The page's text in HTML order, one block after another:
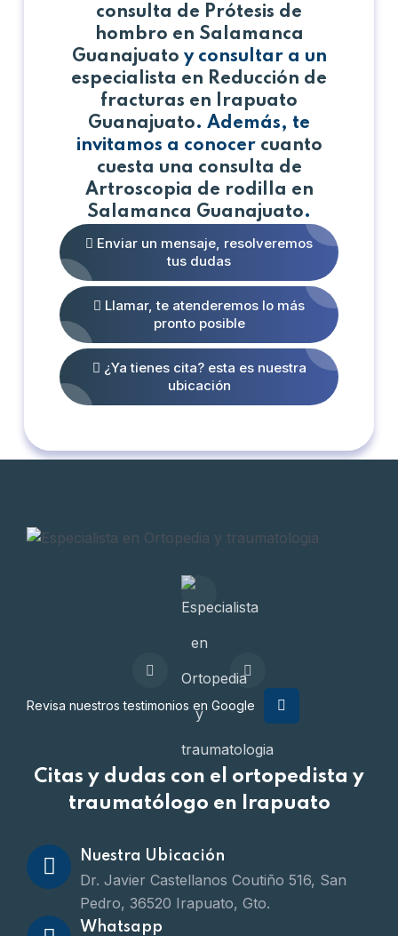
consulta de Prótesis de
hombro en Salamanca
Guanajuato y consultar a un
especialista en Reducción de
fracturas en Irapuato
Guanajuato. Además, te
invitamos a conocer cuanto
cuesta una consulta de
Artroscopia de rodilla en
Salamanca Guanajuato.
Enviar un mensaje, resolveremos
tus dudas
Llamar, te atenderemos lo más
pronto posible
¿Ya tienes cita? esta es nuestra
ubicación
Revisa nuestros testimonios en Google
Citas y dudas con el ortopedista y
traumatólogo en Irapuato
Nuestra Ubicación
Dr. Javier Castellanos Coutiño 516, San
Pedro, 36520 Irapuato, Gto.
Whatsapp